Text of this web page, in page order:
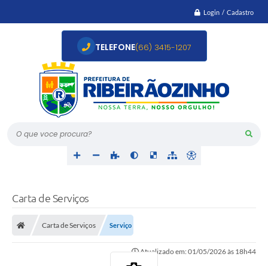
Login / Cadastro
O que voce procura?
TELEFONE(66) 3415-1207
Carta de Serviços
Carta de Serviços Serviço
Atualizado em: 01/05/2026 às 18h44